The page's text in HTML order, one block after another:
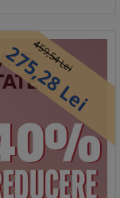
459,54Lei
275,28Lei